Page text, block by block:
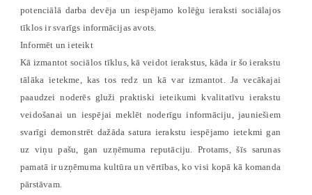
potenciālā darba devēja un iespējamo kolēģu ieraksti sociālajos
tīklos ir svarīgs informācijas avots.
Informēt un ieteikt
Kā izmantot sociālos tīklus, kā veidot ierakstus, kāda ir šo ierakstu
tālāka ietekme, kas tos redz un kā var izmantot. Ja vecākajai
paaudzei noderēs gluži praktiski ieteikumi kvalitatīvu ierakstu
veidošanai un iespējai meklēt noderīgu informāciju, jauniešiem
svarīgi demonstrēt dažāda satura ierakstu iespējamo ietekmi gan
uz viņu pašu, gan uzņēmuma reputāciju. Protams, šīs sarunas
pamatā ir uzņēmuma kultūra un vērtības, ko visi kopā kā komanda
pārstāvam.